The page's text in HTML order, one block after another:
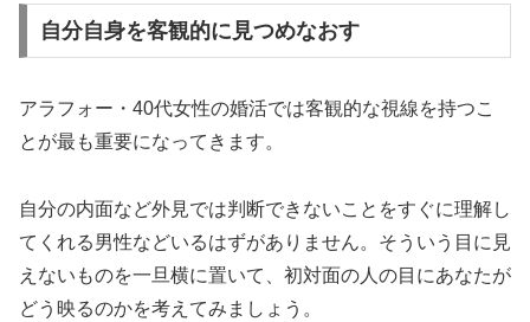
自分自身を客観的に見つめなおす
アラフォー・40代女性の婚活では客観的な視線を持つこ
とが最も重要になってきます。
自分の内面など外見では判断できないことをすぐに理解し
てくれる男性などいるはずがありません。そういう目に見
えないものを一旦横に置いて、初対面の人の目にあなたが
どう映るのかを考えてみましょう。